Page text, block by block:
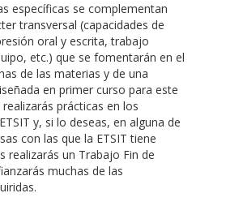
específicas se complementan
transversal (capacidades de
oral y escrita, trabajo
etc.) que se fomentarán en el
de las materias y de una
en primer curso para este
prácticas en los
y, si lo deseas, en alguna de
con las que la ETSIT tiene
realizarás un Trabajo Fin de
muchas de las